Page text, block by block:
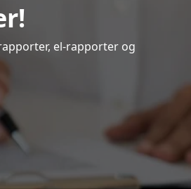
el-rapporter og